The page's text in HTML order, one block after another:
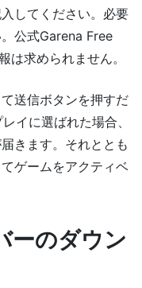
してください。必要
公式Garena Free
は求められません。
送信ボタンを押すだ
イに選ばれた場合、
きます。それととも
ゲームをアクティベ
ーのダウン